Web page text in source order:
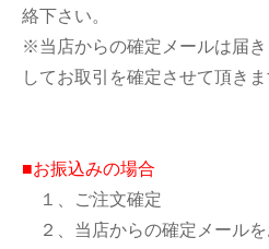
絡下さい。
※当店からの確定メールは届
してお取引を確定させて頂きま
■お振込みの場合
１、ご注文確定
２、当店からの確定メールを